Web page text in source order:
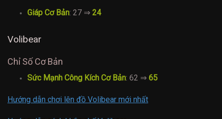
Giáp Cơ Bản: 27 ⇒ 24
Volibear
Chỉ Số Cơ Bản
Sức Mạnh Công Kích Cơ Bản: 62 ⇒ 65
Hướng dẫn chơi lên đồ Volibear mới nhất